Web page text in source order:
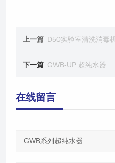
上一篇 D50实验室清洗消毒机
下一篇 GWB-UP 超纯水器
在线留言